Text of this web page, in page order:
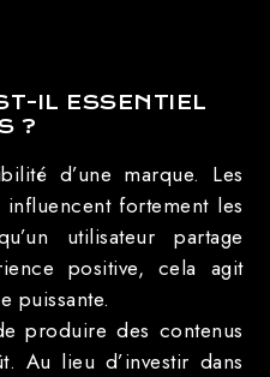
IL ESSENTIEL
?
d’une marque. Les
fortement les
utilisateur partage
positive, cela agit
puissante.
produire des contenus
Au lieu d’investir dans